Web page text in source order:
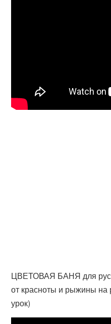
ЦВЕТОВАЯ БАНЯ для
от красноты и рыжины на
урок)